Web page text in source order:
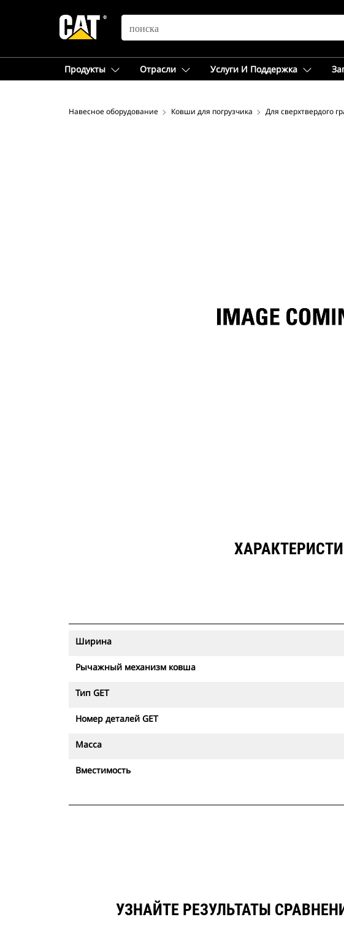
SEARCH
Продукты Отрасли Услуги И Поддержка
Навесное оборудование Ковши для погрузчика Для сверхтвердого
Ширина
Рычажный механизм ковша
Тип GET
Номер деталей GET
Масса
Вместимость
УЗНАЙТЕ РЕЗУЛЬТАТЫ